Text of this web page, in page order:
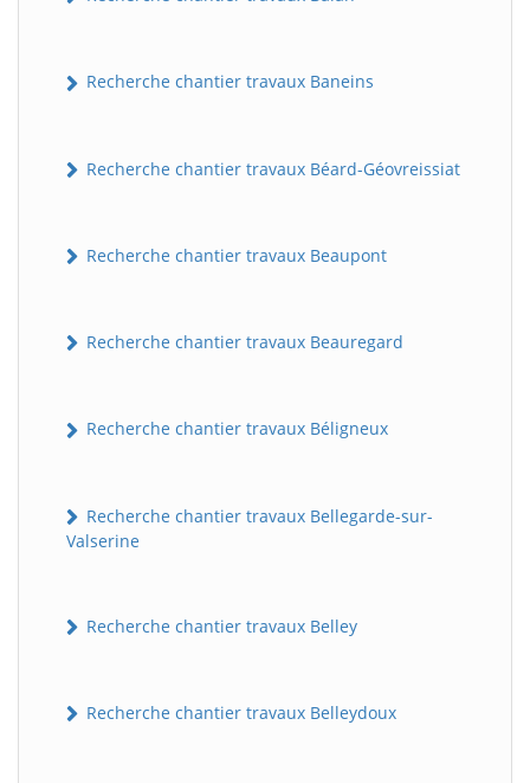
Recherche chantier travaux Baneins
Recherche chantier travaux Béard-Géovreissiat
Recherche chantier travaux Beaupont
Recherche chantier travaux Beauregard
Recherche chantier travaux Béligneux
Recherche chantier travaux Bellegarde-sur-
Valserine
Recherche chantier travaux Belley
Recherche chantier travaux Belleydoux